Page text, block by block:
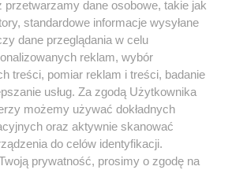
PRYWATNOŚCI HOSTING
RSS FACEBOOK KONTAKT
Nasze serwisy
Muzyka i kultura
Archiwum wydarzeń
przetwarzamy dane osobowe, takie jak
standardowe informacje wysyłane
dane przeglądania w celu
reklam, wybór
treści, pomiar reklam i treści, badanie
usług. Za zgodą Użytkownika
możemy używać dokładnych
oraz aktywnie skanować
do celów identyfikacji.
prywatność, prosimy o zgodę na